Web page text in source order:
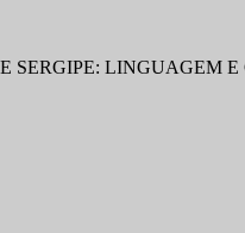
SERGIPE: LINGUAGEM